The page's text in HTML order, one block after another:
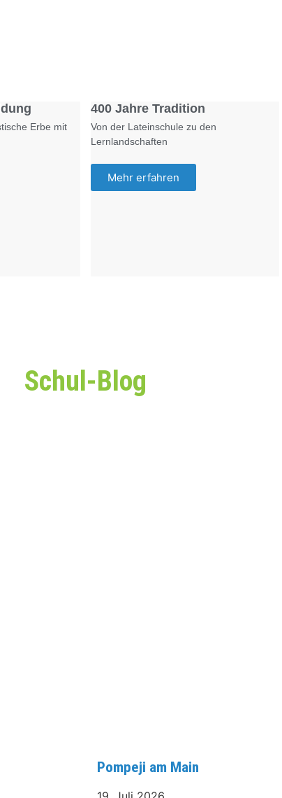
Erbe mit
400 Jahre Tradition
Von der Lateinschule zu den
Lernlandschaften
Mehr erfahren
Schul-Blog
Pompeji am Main